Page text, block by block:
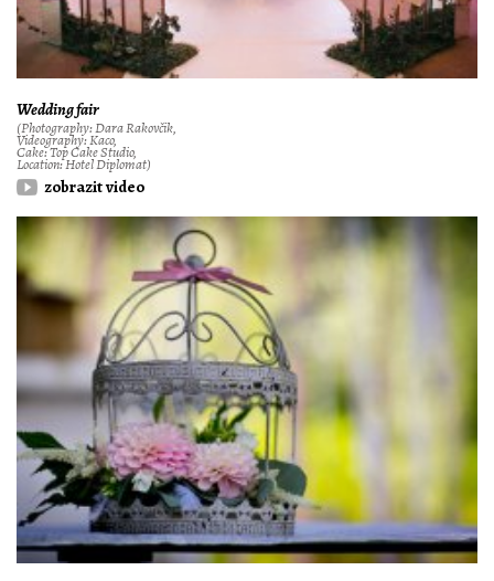
Wedding fair
(Photography: Dara Rakovčik,
Videography: Kaco,
Cake: Top Cake Studio,
Location: Hotel Diplomat)
zobrazit video